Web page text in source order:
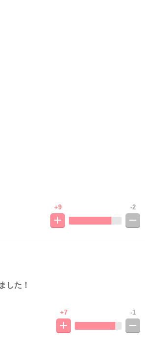
+9 -2
した！
+7 -1